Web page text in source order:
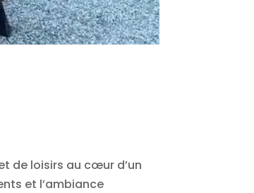
de loisirs au cœur d’un
et l’ambiance